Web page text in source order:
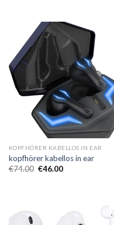
KOPFHÖRER KABELLOS IN EAR
kopfhörer kabellos in ear
€74.00 €46.00